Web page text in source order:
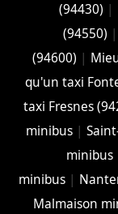
(94430) |
(94550) |
(94600) |
qu'un taxi
taxi Fresnes
minibus|
minibus
minibus |
Malmaison